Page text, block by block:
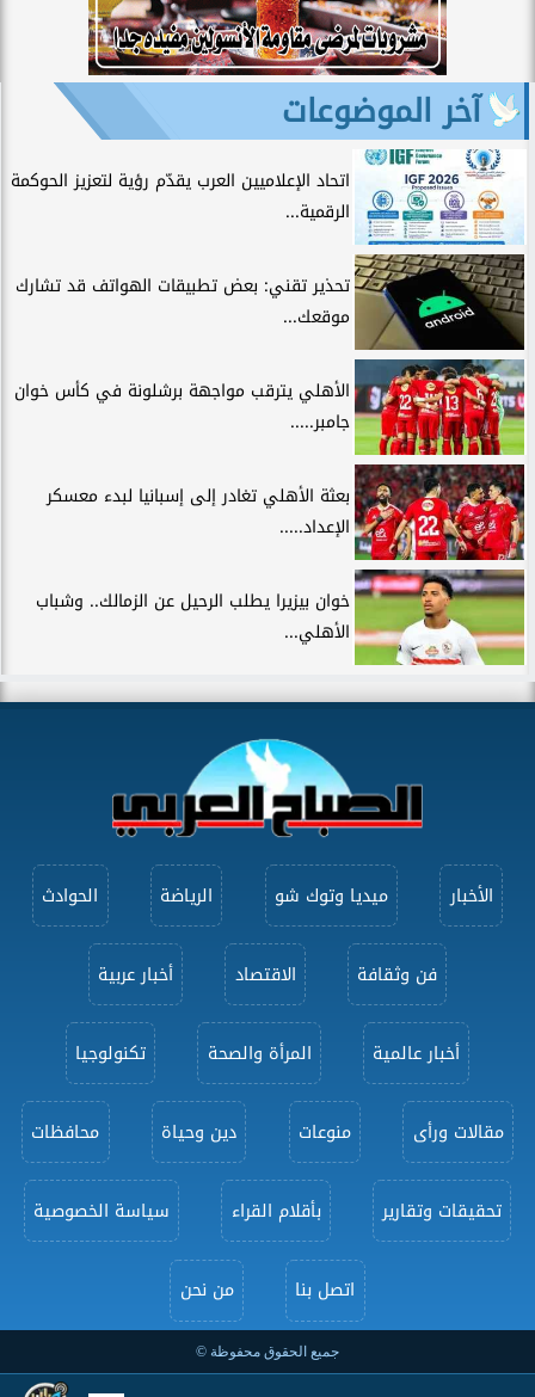
آخر الموضوعات
اتحاد الإعلاميين العرب يقدّم رؤية لتعزيز الحوكمة
الرقمية...
تحذير تقني: بعض تطبيقات الهواتف قد تشارك
موقعك...
الأهلي يترقب مواجهة برشلونة في كأس خوان
جامبر.....
بعثة الأهلي تغادر إلى إسبانيا لبدء معسكر
الإعداد.....
خوان بيزيرا يطلب الرحيل عن الزمالك.. وشباب
الأهلي...
الأخبار ميديا وتوك شو الرياضة الحوادث
فن وثقافة الاقتصاد أخبار عربية
أخبار عالمية المرأة والصحة تكنولوجيا
مقالات ورأى منوعات دين وحياة محافظات
تحقيقات وتقارير بأقلام القراء سياسة الخصوصية
اتصل بنا من نحن
جميع الحقوق محفوظة ©